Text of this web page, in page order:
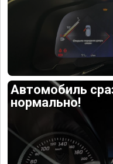
Автомобиль
нормально!